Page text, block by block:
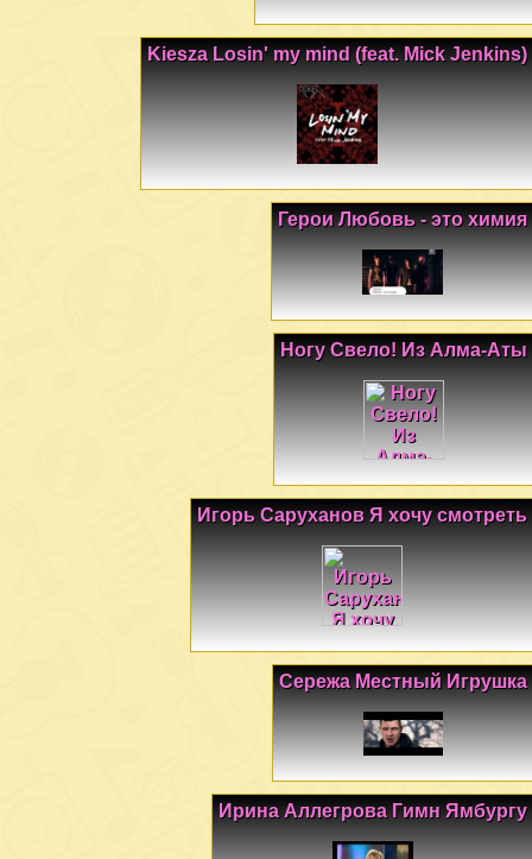
Kiesza Losin' my mind (feat. Mick Jenkins)
Герои Любовь - это химия
Ногу Свело! Из Алма-Аты
Игорь Саруханов Я хочу смотреть
Сережа Местный Игрушка
Ирина Аллегрова Гимн Ямбургу